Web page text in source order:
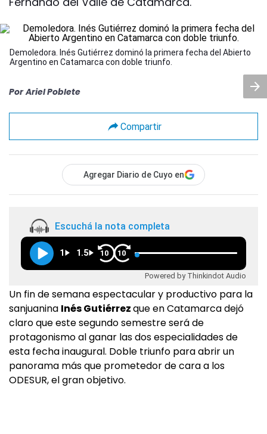
Demoledora. Inés Gutiérrez dominó la primera fecha del Abierto
Argentino en Catamarca con doble triunfo.
Por Ariel Poblete
Compartir
Agregar Diario de Cuyo en
Escuchá la nota completa
1 1.5 10 10
Powered by Thinkindot Audio
Un fin de semana espectacular y productivo para la
sanjuanina Inés Gutiérrezque en Catamarca dejó
claro que este segundo semestre será de
protagonismo al ganar las dos especialidades de
esta fecha inaugural. Doble triunfo para abrir un
panorama más que prometedor de cara a los
ODESUR, el gran objetivo.